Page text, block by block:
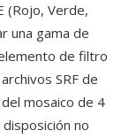
(Rojo, Verde,
una gama de
de filtro
SRF de
mosaico de 4
no